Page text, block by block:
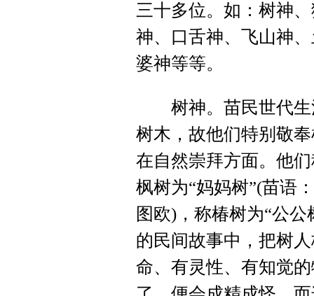
三十多位。如：树神
神、口舌神、飞山神
婆神等等。
树神。苗民世代生
树木，故他们特别敬
在自然崇拜方面。他
枫树为“妈妈树”(苗语
图欧)，称椿树为“公
的民间故事中，把树
命、有灵性、有知觉